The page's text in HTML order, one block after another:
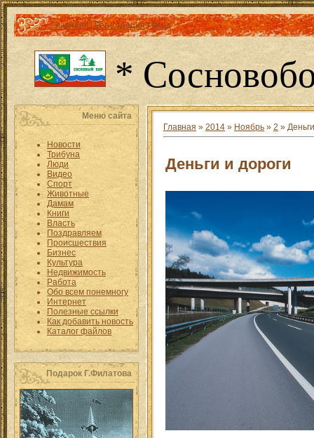
Главная||Регистрация|Вход
*
Меню сайта
Новости
Трибуна
Люди
Видео
Спорт
Животные
Дамам
Книги
Власть
Поздравляем
Происшествия
Бизнес
Культура
Недвижимость
Работа
Обо всем понемногу
Интернет
Полезные ссылки
Как добавить новость
Каталог файлов
Подарок Г.Филатова
Главная » 2014 » Ноябрь » 2 »
Деньги и дороги